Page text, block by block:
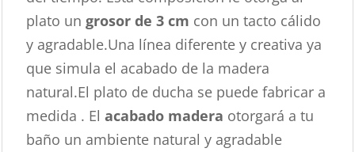
plato un grosor de 3 cm con un tacto cálido
y agradable.Una línea diferente y creativa ya
que simula el acabado de la madera
natural.El plato de ducha se puede fabricar a
medida . Elacabado madera otorgará a tu
baño un ambiente natural y agradable